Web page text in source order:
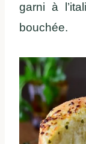
garni à
bouchée.